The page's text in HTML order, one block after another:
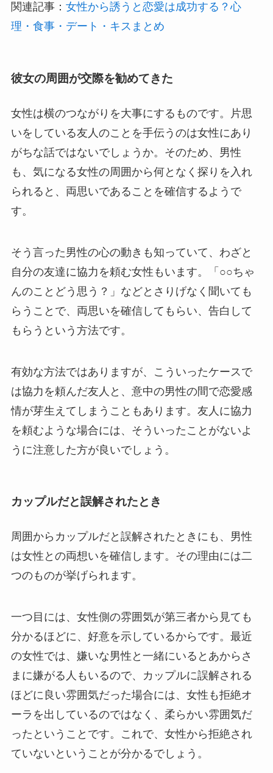
関連記事： 女性から誘うと恋愛は成功する？心
理・食事・デート・キスまとめ
彼女の周囲が交際を勧めてきた
女性は横のつながりを大事にするものです。片思
いをしている友人のことを手伝うのは女性にあり
がちな話ではないでしょうか。そのため、男性
も、気になる女性の周囲から何となく探りを入れ
られると、両思いであることを確信するようで
す。
そう言った男性の心の動きも知っていて、わざと
自分の友達に協力を頼む女性もいます。「○○ちゃ
んのことどう思う？」などとさりげなく聞いても
らうことで、両思いを確信してもらい、告白して
もらうという方法です。
有効な方法ではありますが、こういったケースで
は協力を頼んだ友人と、意中の男性の間で恋愛感
情が芽生えてしまうこともあります。友人に協力
を頼むような場合には、そういったことがないよ
うに注意した方が良いでしょう。
カップルだと誤解されたとき
周囲からカップルだと誤解されたときにも、男性
は女性との両想いを確信します。その理由には二
つのものが挙げられます。
一つ目には、女性側の雰囲気が第三者から見ても
分かるほどに、好意を示しているからです。最近
の女性では、嫌いな男性と一緒にいるとあからさ
まに嫌がる人もいるので、カップルに誤解される
ほどに良い雰囲気だった場合には、女性も拒絶オ
ーラを出しているのではなく、柔らかい雰囲気だ
ったということです。これで、女性から拒絶され
ていないということが分かるでしょう。